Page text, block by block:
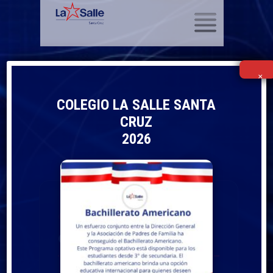
SKIP TO CONTENT
GESTION 2026
COLEGIO LA SALLE SANTA
CRUZ
2026
×